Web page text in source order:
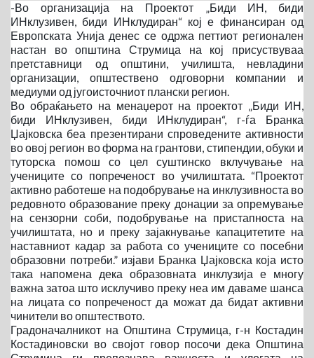
-Во организација на Проектот „Биди ИН, биди
ИНклузивен, биди ИНклудиран“ кој е финансиран од
Европската Унија денес се одржа петтиот регионален
настан во општина Струмица на кој присуствуваа
претставници од општини, училишта, невладини
организации, општествено одговорни компании и
медиуми од југоисточниот плански регион.
Во обраќањето на менаџерот на проектот „Биди ИН,
биди ИНклузивен, биди ИНклудиран“, г-ѓа Бранка
Џајковска беа презентирани спроведените активности
во овој регион во форма на грантови, стипендии, обуки и
туторска помош со цел суштинско вклучување на
учениците со попреченост во училиштата. “Проектот
активно работеше на подобрување на инклузивноста во
редовното образование преку донации за опремување
на сензорни соби, подобрување на пристапноста на
училиштата, но и преку зајакнување капацитетите на
наставниот кадар за работа со учениците со посебни
образовни потреби.” изјави Бранка Џајковска која исто
така напомена дека образовната инклузија е многу
важна затоа што исклучиво преку неа им даваме шанса
на лицата со попреченост да можат да бидат активни
чинители во општеството.
Градоначалникот на Општина Струмица, г-н Костадин
Костадиновски во својот говор посочи дека Општина